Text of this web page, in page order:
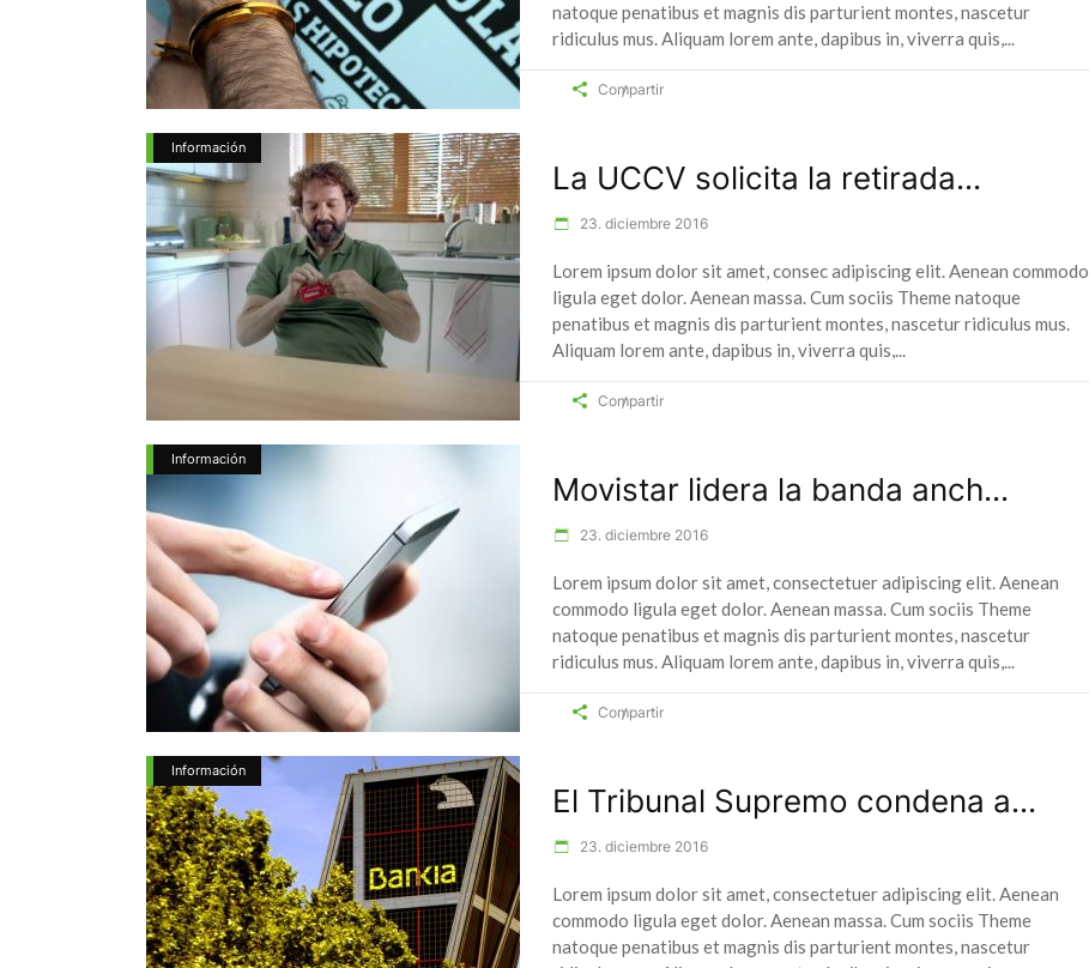
natoque penatibus et magnis dis parturient montes, nascetur
ridiculus mus. Aliquam lorem ante, dapibus in, viverra quis,
Compartir
Información
La UCCV solicita la retirada...
23. diciembre 2016
Lorem ipsum dolor sit amet, consec adipiscing elit. Aenean commodo
ligula eget dolor. Aenean massa. Cum sociis Theme natoque
penatibus et magnis dis parturient montes, nascetur ridiculus mus.
Aliquam lorem ante, dapibus in, viverra quis,
Compartir
Información
Movistar lidera la banda anch...
23. diciembre 2016
Lorem ipsum dolor sit amet, consectetuer adipiscing elit. Aenean
commodo ligula eget dolor. Aenean massa. Cum sociis Theme
natoque penatibus et magnis dis parturient montes, nascetur
ridiculus mus. Aliquam lorem ante, dapibus in, viverra quis,
Compartir
Información
El Tribunal Supremo condena a...
23. diciembre 2016
Lorem ipsum dolor sit amet, consectetuer adipiscing elit. Aenean
commodo ligula eget dolor. Aenean massa. Cum sociis Theme
natoque penatibus et magnis dis parturient montes, nascetur